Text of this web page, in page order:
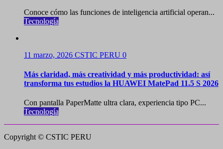
Conoce cómo las funciones de inteligencia artificial operan...
Tecnología
11 marzo, 2026 CSTIC PERU 0
Más claridad, más creatividad y más productividad: así
transforma tus estudios la HUAWEI MatePad 11.5 S 2026
Con pantalla PaperMatte ultra clara, experiencia tipo PC...
Tecnología
Copyright © CSTIC PERU